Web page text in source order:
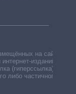
на сайте,
изданий —
(гиперссылка)
либо частичного